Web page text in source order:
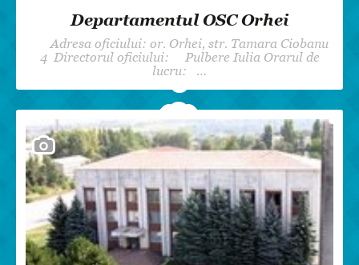
Departamentul OSC Orhei
Adresa oficiului: or. Orhei, str. Tamara Ciobanu
4 Directorul oficiului: Pulbere Iulia Orarul de
lucru: …